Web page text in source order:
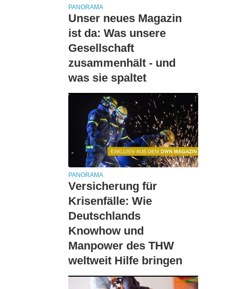
PANORAMA
Unser neues Magazin
ist da: Was unsere
Gesellschaft
zusammenhält - und
was sie spaltet
PANORAMA
Versicherung für
Krisenfälle: Wie
Deutschlands
Knowhow und
Manpower des THW
weltweit Hilfe bringen